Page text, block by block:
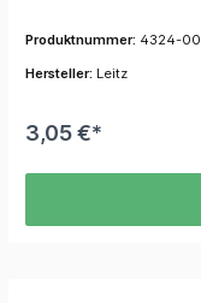
Produktnummer: 4324-00
Hersteller: Leitz
3,05 €*